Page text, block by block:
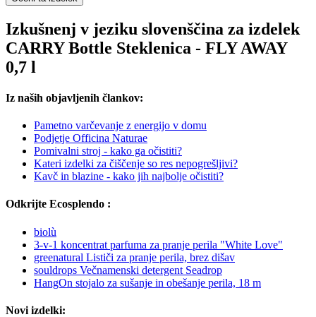
Izkušnenj v jeziku slovenščina za izdelek
CARRY Bottle Steklenica - FLY AWAY
0,7 l
Iz naših objavljenih člankov:
Pametno varčevanje z energijo v domu
Podjetje Officina Naturae
Pomivalni stroj - kako ga očistiti?
Kateri izdelki za čiščenje so res nepogrešljivi?
Kavč in blazine - kako jih najbolje očistiti?
Odkrijte Ecosplendo :
biolù
3-v-1 koncentrat parfuma za pranje perila "White Love"
greenatural Lističi za pranje perila, brez dišav
souldrops Večnamenski detergent Seadrop
HangOn stojalo za sušanje in obešanje perila, 18 m
Novi izdelki: